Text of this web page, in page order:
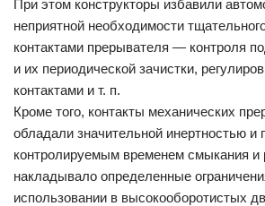
При этом конструкторы избавили
неприятной необходимости
контактами прерывателя — контроля
и их периодической зачистки,
контактами и т. п.
Кроме того, контакты механических
обладали значительной инертностью и
контролируемым временем смыкания и
накладывало определенные
использовании в высокооборотистых